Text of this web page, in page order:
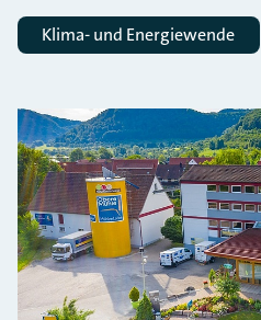
Klima- und Energiewende